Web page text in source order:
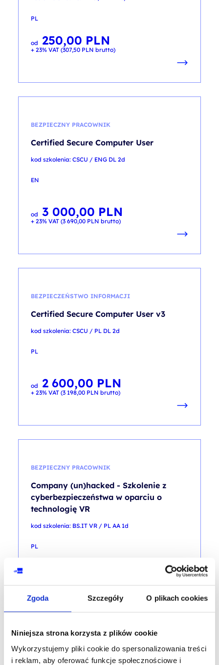
Zgoda Szczegóły O plikach cookies
Niniejsza strona korzysta z plików cookie
Wykorzystujemy pliki cookie do spersonalizowania treści
i reklam, aby oferować funkcje społecznościowe i
PL
od 250,00 PLN
+ 23% VAT (307,50 PLN brutto)
BEZPIECZNY PRACOWNIK
Certified Secure Computer User
kod szkolenia: CSCU / ENG DL 2d
EN
od 3 000,00 PLN
+ 23% VAT (3 690,00 PLN brutto)
BEZPIECZEŃSTWO INFORMACJI
Certified Secure Computer User v3
kod szkolenia: CSCU / PL DL 2d
PL
od 2 600,00 PLN
+ 23% VAT (3 198,00 PLN brutto)
BEZPIECZNY PRACOWNIK
Company (un)hacked - Szkolenie z
cyberbezpieczeństwa w oparciu o
technologię VR
kod szkolenia: BS.IT VR / PL AA 1d
PL
BEZPIECZEŃSTWO INFORMACJI